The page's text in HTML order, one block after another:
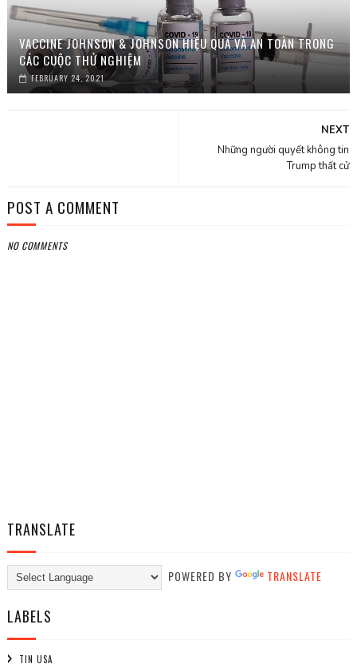
VACCINE JOHNSON & JOHNSON HIỆU QUẢ VÀ AN TOÀN TRONG
CÁC CUỘC THỬ NGHIỆM
FEBRUARY 24, 2021
NEXT
Những người quyết không tin
Trump thất cử
POST A COMMENT
NO COMMENTS
TRANSLATE
POWERED BY TRANSLATE
LABELS
TIN USA